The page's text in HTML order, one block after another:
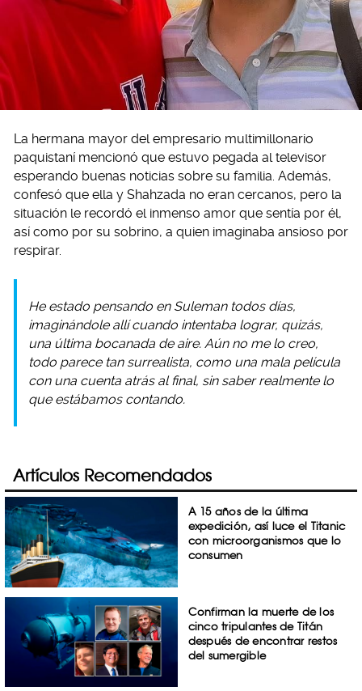
La hermana mayor del empresario multimillonario
paquistaní mencionó que estuvo pegada al televisor
esperando buenas noticias sobre su familia. Además,
confesó que ella y Shahzada no eran cercanos, pero la
situación le recordó el inmenso amor que sentía por él,
así como por su sobrino, a quien imaginaba ansioso por
respirar.
He estado pensando en Suleman todos días,
imaginándole allí cuando intentaba lograr, quizás,
una última bocanada de aire. Aún no me lo creo,
todo parece tan surrealista, como una mala película
con una cuenta atrás al final, sin saber realmente lo
que estábamos contando.
Artículos Recomendados
A 15 años de la última
expedición, así luce el Titanic
con microorganismos que lo
consumen
Confirman la muerte de los
cinco tripulantes de Titán
después de encontrar restos
del sumergible